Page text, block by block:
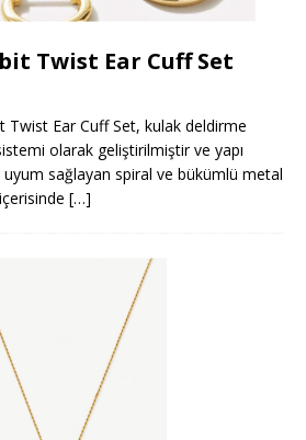
Twist Ear Cuff Set
Twist Ear Cuff Set, kulak deldirme
olarak geliştirilmiştir ve yapı
uyum sağlayan spiral ve bükümlü metal
[…]